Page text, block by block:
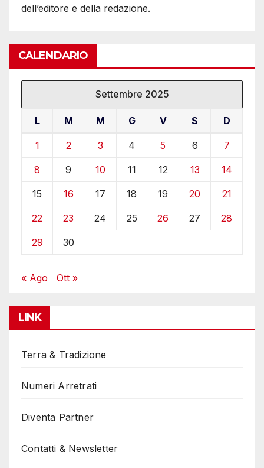
dell’editore e della redazione.
CALENDARIO
Settembre 2025
L M M G V S D
1 2 3 4 5 6 7
8 9 10 11 12 13 14
15 16 17 18 19 20 21
22 23 24 25 26 27 28
29 30
« Ago Ott »
LINK
Terra & Tradizione
Numeri Arretrati
Diventa Partner
Contatti & Newsletter